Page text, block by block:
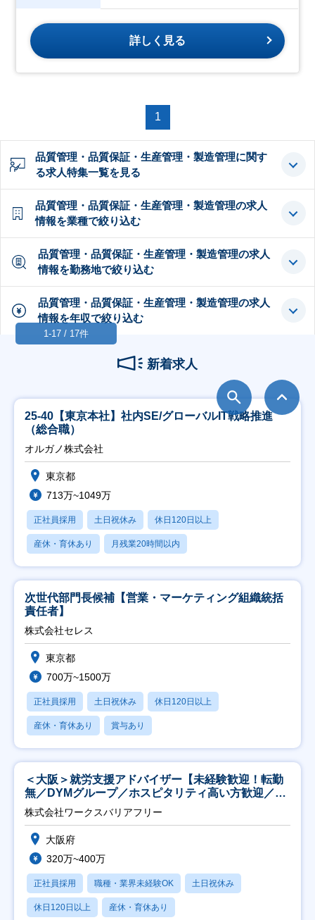
詳しく見る
1
品質管理・品質保証・生産管理・製造管理に関す
る求人特集一覧を見る
品質管理・品質保証・生産管理・製造管理の求人
情報を業種で絞り込む
品質管理・品質保証・生産管理・製造管理の求人
情報を勤務地で絞り込む
品質管理・品質保証・生産管理・製造管理の求人
情報を年収で絞り込む
新着求人
25-40【東京本社】社内SE/グローバルIT戦略推進
（総合職）
オルガノ株式会社
東京都
713万~1049万
正社員採用 土日祝休み 休日120日以上
産休・育休あり 月残業20時間以内
次世代部門長候補【営業・マーケティング組織統括
責任者】
株式会社セレス
東京都
700万~1500万
正社員採用 土日祝休み 休日120日以上
産休・育休あり 賞与あり
＜大阪＞就労支援アドバイザー【未経験歓迎！転勤
無／DYMグループ／ホスピタリティ高い方歓迎／土
日祝】
株式会社ワークスバリアフリー
大阪府
320万~400万
正社員採用 職種・業界未経験OK 土日祝休み
休日120日以上 産休・育休あり
1-17 / 17件